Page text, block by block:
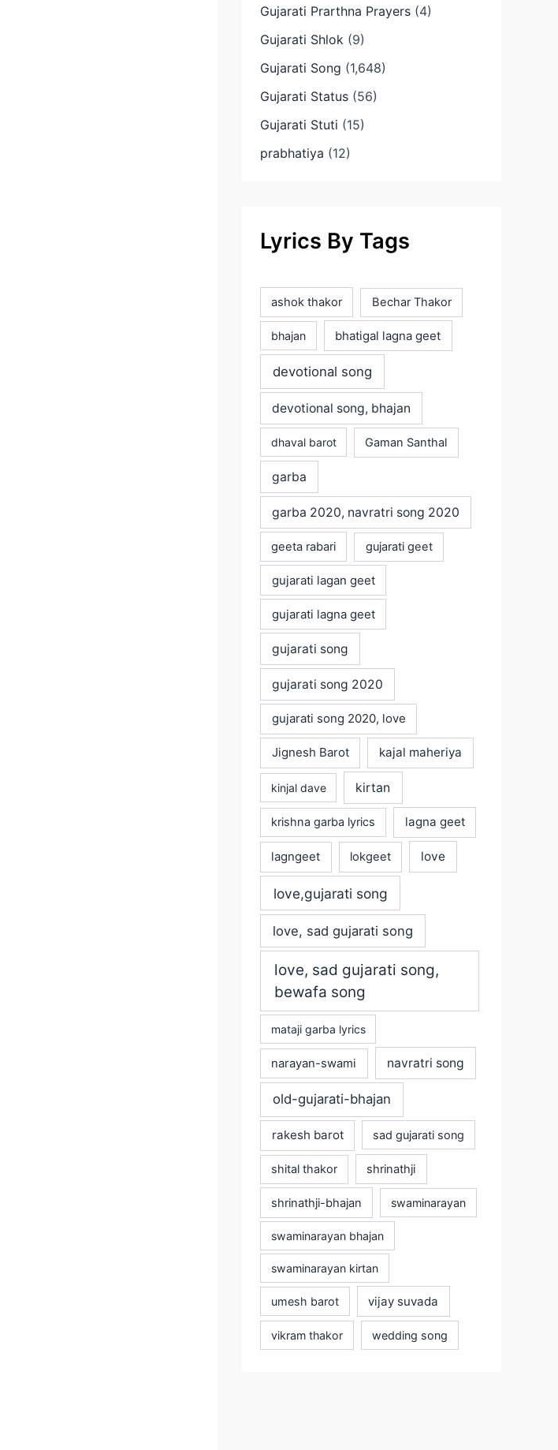
Gujarati Prarthna Prayers (4)
Gujarati Shlok (9)
Gujarati Song (1,648)
Gujarati Status (56)
Gujarati Stuti (15)
prabhatiya (12)
Lyrics By Tags
ashok thakor Bechar Thakor
bhajan bhatigal lagna geet
devotional song
devotional song, bhajan
dhaval barot Gaman Santhal
garba
garba 2020, navratri song 2020
geeta rabari gujarati geet
gujarati lagan geet
gujarati lagna geet
gujarati song
gujarati song 2020
gujarati song 2020, love
Jignesh Barot kajal maheriya
kinjal dave kirtan
krishna garba lyrics lagna geet
lagngeet lokgeet love
love,gujarati song
love, sad gujarati song
love, sad gujarati song,
bewafa song
mataji garba lyrics
narayan-swami navratri song
old-gujarati-bhajan
rakesh barot sad gujarati song
shital thakor shrinathji
shrinathji-bhajan swaminarayan
swaminarayan bhajan
swaminarayan kirtan
umesh barot vijay suvada
vikram thakor wedding song